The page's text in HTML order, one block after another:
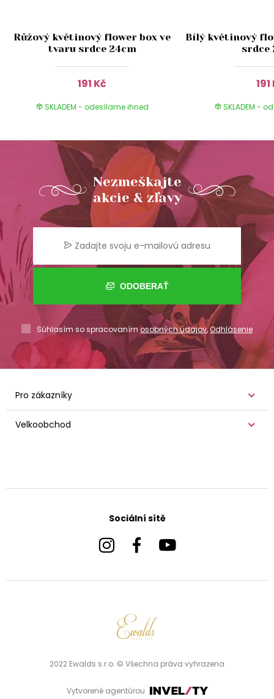
Růžový květinový flower box ve
tvaru srdce 24cm
191 Kč
SKLADEM - odesílame ihned
Bílý květinový
srdce
SKLADEM -
Nezmeškajte
akcie & zľavy
ODOBERAŤ
Súhlasím so spracovaním osobných údajov,Odhlásenie
Pro zákazníky
Velkoobchod
Sociální sítě
2022 Ewalds s.r.o. © Všechna práva vyhrazena
Vytvorené agentúrou